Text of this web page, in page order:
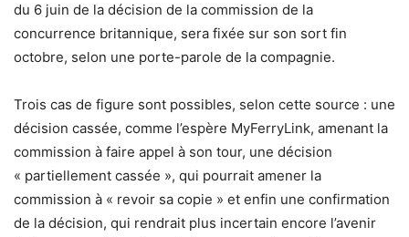
du 6 juin de la décision de la commission de la
concurrence britannique, sera fixée sur son sort fin
octobre, selon une porte-parole de la compagnie.
Trois cas de figure sont possibles, selon cette source : une
décision cassée, comme l’espère MyFerryLink, amenant la
commission à faire appel à son tour, une décision
« partiellement cassée », qui pourrait amener la
commission à « revoir sa copie » et enfin une confirmation
de la décision, qui rendrait plus incertain encore l’avenir